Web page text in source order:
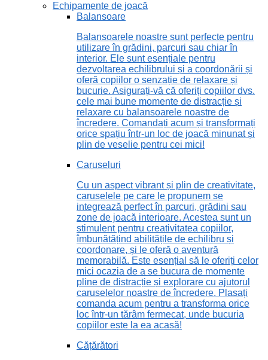
Echipamente de joacă
Balansoare
Balansoarele noastre sunt perfecte pentru
utilizare în grădini, parcuri sau chiar în
interior. Ele sunt esențiale pentru
dezvoltarea echilibrului și a coordonării și
oferă copiilor o senzație de relaxare și
bucurie. Asigurați-vă că oferiți copiilor dvs.
cele mai bune momente de distracție și
relaxare cu balansoarele noastre de
încredere. Comandați acum și transformați
orice spațiu într-un loc de joacă minunat și
plin de veselie pentru cei mici!
Caruseluri
Cu un aspect vibrant și plin de creativitate,
caruselele pe care le propunem se
integrează perfect în parcuri, grădini sau
zone de joacă interioare. Acestea sunt un
stimulent pentru creativitatea copiilor,
îmbunătățind abilitățile de echilibru și
coordonare, și le oferă o aventură
memorabilă. Este esențial să le oferiți celor
mici ocazia de a se bucura de momente
pline de distracție și explorare cu ajutorul
caruselelor noastre de încredere. Plasați
comanda acum pentru a transforma orice
loc într-un tărâm fermecat, unde bucuria
copiilor este la ea acasă!
Cățărători